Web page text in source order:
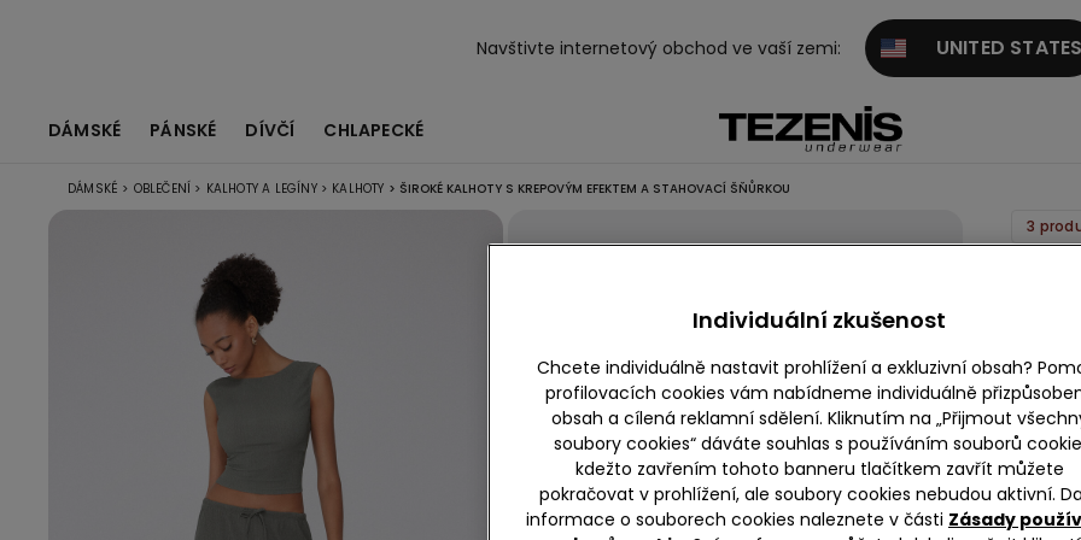
Navštivte internetový obchod ve vaší zemi: UNITED STATES
DÁMSKÉ PÁNSKÉ DÍVČÍ CHLAPECKÉ
DÁMSKÉ > OBLEČENÍ > KALHOTY A LEGÍNY > KALHOTY > ŠIROKÉ KALHOTY S KREPOVÝM EFEKTEM A STAHOVACÍ ŠŇŮRKOU
3
Barva:-
Individuální zkušenost
Chcete individuálně nastavit prohlížení a exkluzivní obsah?
profilovacích cookies vám nabídneme individuálně
obsah a cílená reklamní sdělení. Kliknutím na „Přijmout
soubory cookies“ dáváte souhlas s používáním souborů
kdežto zavřením tohoto banneru tlačítkem zavřít můžete
pokračovat v prohlížení, ale soubory cookies nebudou aktivní.
informace o souborech cookies naleznete v části Zásady